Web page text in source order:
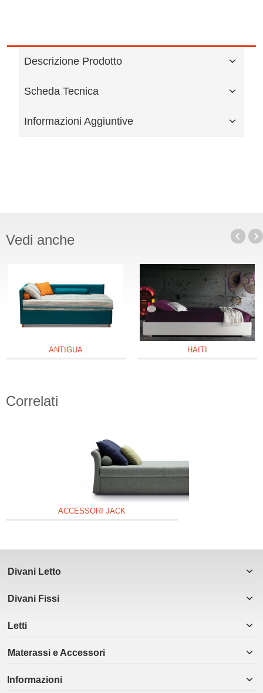
Descrizione Prodotto
Scheda Tecnica
Informazioni Aggiuntive
Vedi anche
ANTIGUA HAITI
Correlati
ACCESSORI JACK
Divani Letto
Divani Fissi
Letti
Materassi e Accessori
Informazioni